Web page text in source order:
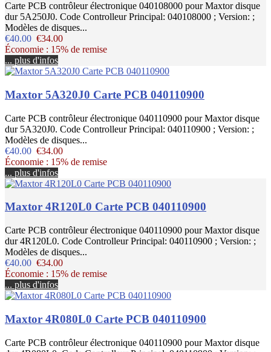
Carte PCB contrôleur électronique 040108000 pour Maxtor disque
dur 5A250J0. Code Controlleur Principal: 040108000 ; Version: ;
Modèles de disques...
€40.00 €34.00
Économie : 15% de remise
... plus d'infos
Maxtor 5A320J0 Carte PCB 040110900
Carte PCB contrôleur électronique 040110900 pour Maxtor disque
dur 5A320J0. Code Controlleur Principal: 040110900 ; Version: ;
Modèles de disques...
€40.00 €34.00
Économie : 15% de remise
... plus d'infos
Maxtor 4R120L0 Carte PCB 040110900
Carte PCB contrôleur électronique 040110900 pour Maxtor disque
dur 4R120L0. Code Controlleur Principal: 040110900 ; Version: ;
Modèles de disques...
€40.00 €34.00
Économie : 15% de remise
... plus d'infos
Maxtor 4R080L0 Carte PCB 040110900
Carte PCB contrôleur électronique 040110900 pour Maxtor disque